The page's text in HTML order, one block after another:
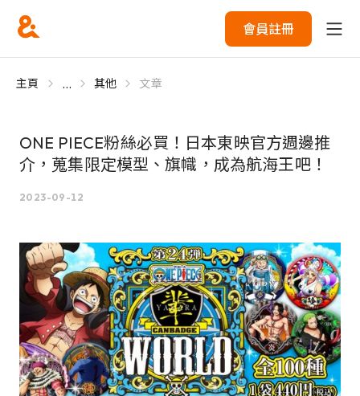
會員註冊
主頁 ... 其他 文章
ONE PIECE粉絲必買！日本東映官方週邊推
介，蒐集限定模型、旗幟，成為航海王吧！
2023-09-12